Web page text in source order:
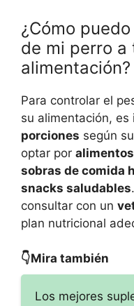
¿Cómo
de mi perro a
alimentación?
Para controlar el
su alimentación, es
porciones según
optar por
sobras de comida
snacks saludables
consultar con un
plan nutricional
👇Mira también
Los mejores